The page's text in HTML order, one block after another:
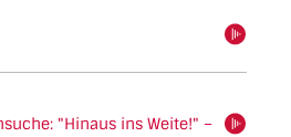
"Hinaus ins Weite!" –
hören